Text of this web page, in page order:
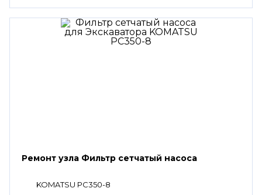
Ремонт узла Фильтр сетчатый насоса
KOMATSU PC350-8